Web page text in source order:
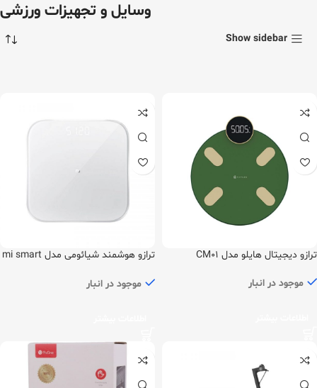
وسایل و تجهیزات ورزشی
Show sidebar
ترازو دیجیتال هایلو مدل CM01
موجود در انبار
ترازو هوشمند شیائومی مدل mi smart
موجود در انبار